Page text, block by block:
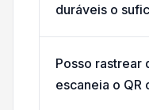
duráveis o
Posso rastrear
escaneia o QR